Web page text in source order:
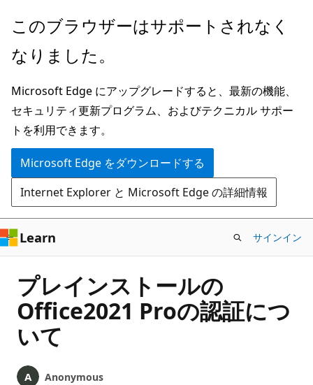
メ
ン
ン
テ
ン
ツ
に
ス
キ
ッ
プ
このブラウザーはサポートされなく
なりました。
Microsoft Edge にアップグレードすると、最新の機能、
セキュリティ更新プログラム、およびテクニカル サポー
トを利用できます。
Microsoft Edge をダウンロードする
Internet Explorer と Microsoft Edge の詳細情報
Learn サインイン
プレインストールの
Office2021 Proの認証につ
いて
Anonymous